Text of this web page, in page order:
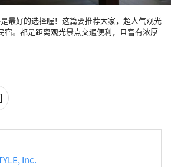
最好的选择喔！这篇要推荐大家，超人气观光
。都是距离观光景点交通便利，且富有浓厚
Inc.